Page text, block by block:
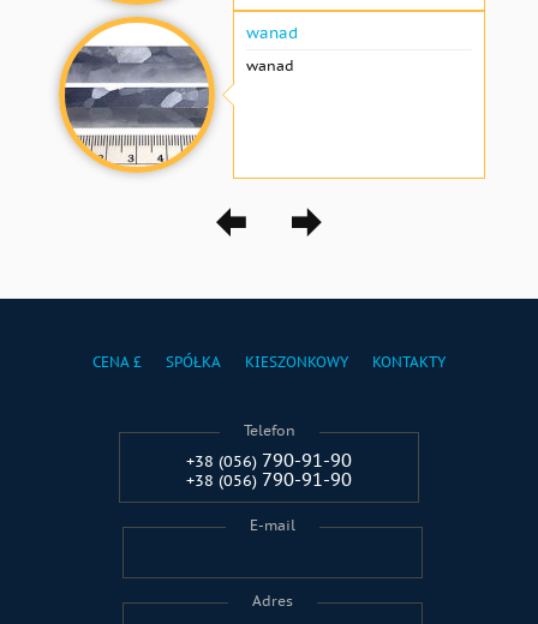
wanad
wanad
CENA £ SPÓŁKA KIESZONKOWY KONTAKTY
Telefon
+38 (056) 790-91-90
+38 (056) 790-91-90
E-mail
Adres